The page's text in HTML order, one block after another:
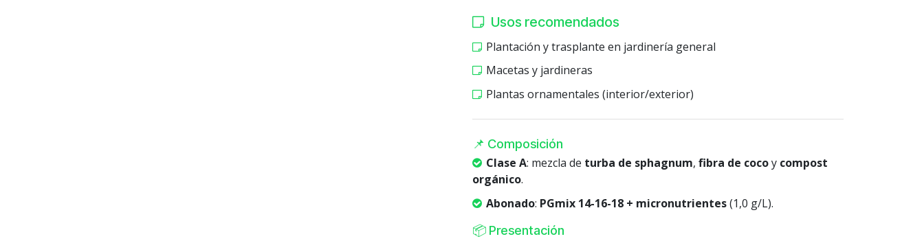
Usos recomendados
Plantación y trasplante en jardinería general
Macetas y jardineras
Plantas ornamentales (interior/exterior)
📌 Composición
Clase A: mezcla de turba de sphagnum, fibra de cocoy compost
orgánico.
Abonado: PGmix 14-16-18 + micronutrientes(1,0 g/L).
📦 Presentación